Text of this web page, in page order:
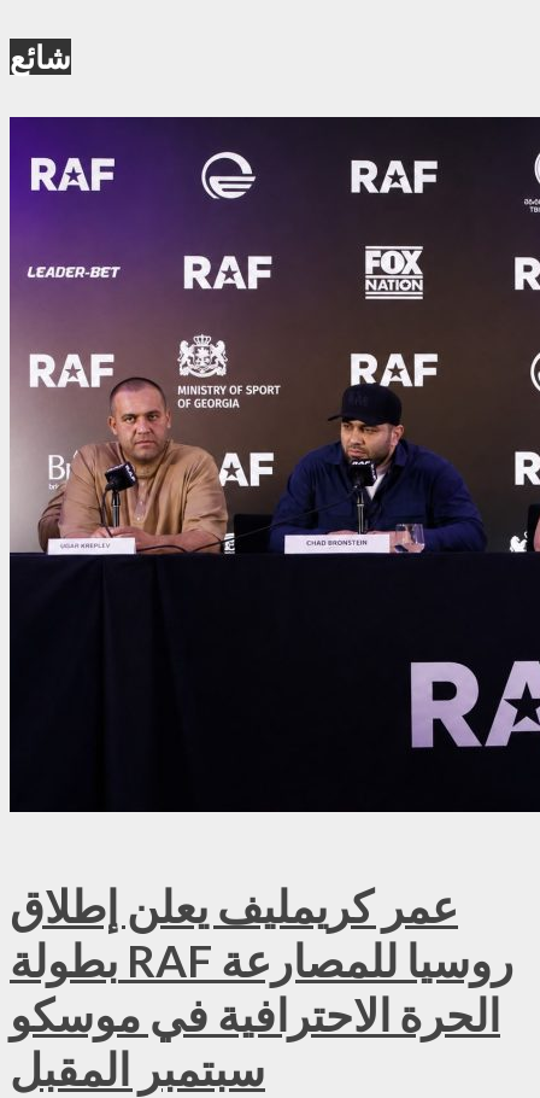
شائع
عمر كريمليف يعلن إطلاق
بطولة RAF روسيا للمصارعة
الحرة الاحترافية في موسكو
سبتمبر المقبل